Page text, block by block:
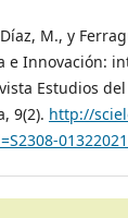
M., y
e Innovación:
Estudios
9(2). http://